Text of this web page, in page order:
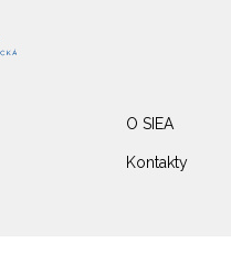
O SIEA
Kontakty